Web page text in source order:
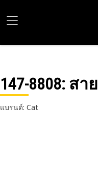
147-8808: สาย
แบรนด์: Cat